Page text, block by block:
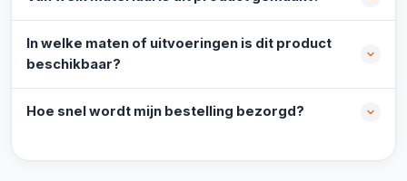
In welke maten of uitvoeringen is dit product
beschikbaar?
Hoe snel wordt mijn bestelling bezorgd?